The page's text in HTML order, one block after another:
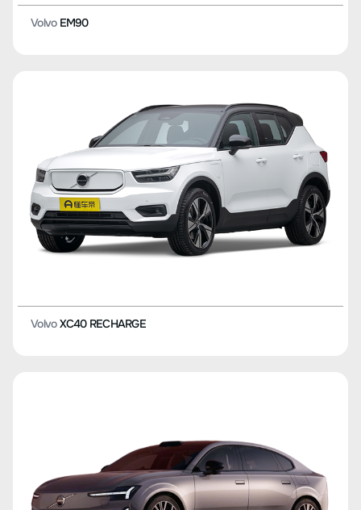
VolvoEM90
VolvoXC40 RECHARGE